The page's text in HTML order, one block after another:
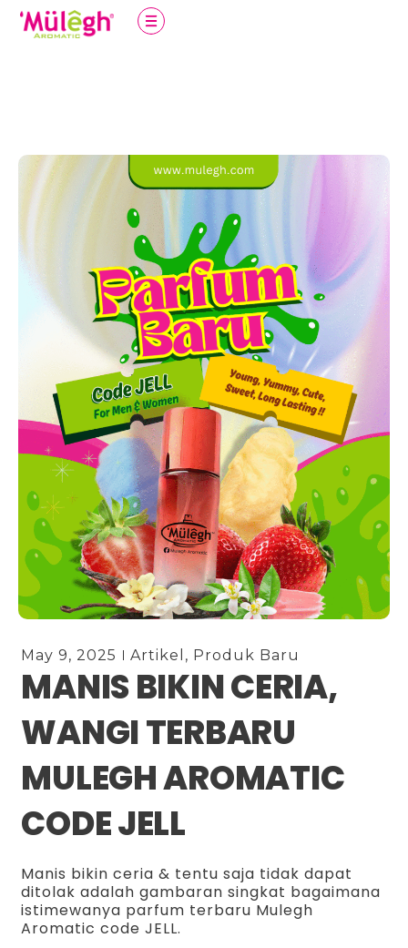
May 9, 2025 Artikel , Produk Baru
MANIS BIKIN CERIA,
WANGI TERBARU
MULEGH AROMATIC
CODE JELL
Manis bikin ceria & tentu saja tidak dapat
ditolak adalah gambaran singkat bagaimana
istimewanya parfum terbaru Mulegh
Aromatic code JELL.